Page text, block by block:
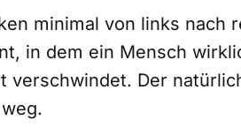
minimal von links nach
in dem ein Mensch
verschwindet. Der